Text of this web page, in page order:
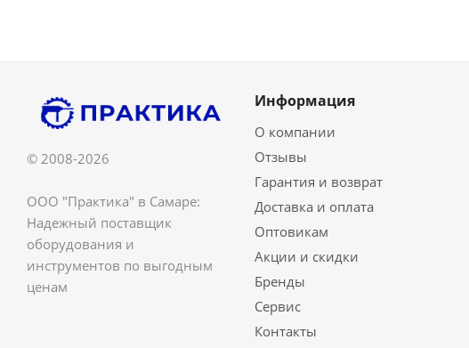
© 2008-2026
ООО "Практика" в Самаре:
Надежный поставщик
оборудования и
инструментов по выгодным
ценам
Информация
О компании
Отзывы
Гарантия и возврат
Доставка и оплата
Оптовикам
Акции и скидки
Бренды
Сервис
Контакты